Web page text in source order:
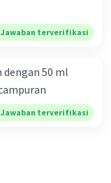
Jawaban terverifikasi
dengan 50 ml
Jawaban terverifikasi